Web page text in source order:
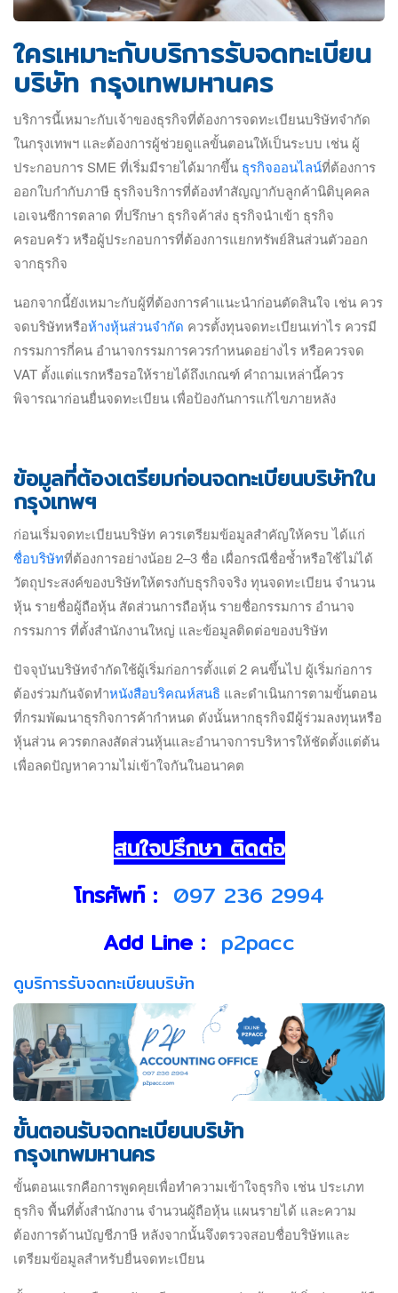
ใครเหมาะกับบริการรับจดทะเบียน
บริษัท กรุงเทพมหานคร
บริการนี้เหมาะกับเจ้าของธุรกิจที่ต้องการจดทะเบียนบริษัทจำกัด
ในกรุงเทพฯ และต้องการผู้ช่วยดูแลขั้นตอนให้เป็นระบบ เช่น ผู้
ประกอบการ SME ที่เริ่มมีรายได้มากขึ้น ธุรกิจออนไลน์ที่ต้องการ
ออกใบกำกับภาษี ธุรกิจบริการที่ต้องทำสัญญากับลูกค้านิติบุคคล
เอเจนซีการตลาด ที่ปรึกษา ธุรกิจค้าส่ง ธุรกิจนำเข้า ธุรกิจ
ครอบครัว หรือผู้ประกอบการที่ต้องการแยกทรัพย์สินส่วนตัวออก
จากธุรกิจ
นอกจากนี้ยังเหมาะกับผู้ที่ต้องการคำแนะนำก่อนตัดสินใจ เช่น ควร
จดบริษัทหรือห้างหุ้นส่วนจำกัด ควรตั้งทุนจดทะเบียนเท่าไร ควรมี
กรรมการกี่คน อำนาจกรรมการควรกำหนดอย่างไร หรือควรจด
VAT ตั้งแต่แรกหรือรอให้รายได้ถึงเกณฑ์ คำถามเหล่านี้ควร
พิจารณาก่อนยื่นจดทะเบียน เพื่อป้องกันการแก้ไขภายหลัง
ข้อมูลที่ต้องเตรียมก่อนจดทะเบียนบริษัทใน
กรุงเทพฯ
ก่อนเริ่มจดทะเบียนบริษัท ควรเตรียมข้อมูลสำคัญให้ครบ ได้แก่
ชื่อบริษัทที่ต้องการอย่างน้อย 2–3 ชื่อ เผื่อกรณีชื่อซ้ำหรือใช้ไม่ได้
วัตถุประสงค์ของบริษัทให้ตรงกับธุรกิจจริง ทุนจดทะเบียน จำนวน
หุ้น รายชื่อผู้ถือหุ้น สัดส่วนการถือหุ้น รายชื่อกรรมการ อำนาจ
กรรมการ ที่ตั้งสำนักงานใหญ่ และข้อมูลติดต่อของบริษัท
ปัจจุบันบริษัทจำกัดใช้ผู้เริ่มก่อการตั้งแต่ 2 คนขึ้นไป ผู้เริ่มก่อการ
ต้องร่วมกันจัดทำหนังสือบริคณห์สนธิ และดำเนินการตามขั้นตอน
ที่กรมพัฒนาธุรกิจการค้ากำหนด ดังนั้นหากธุรกิจมีผู้ร่วมลงทุนหรือ
หุ้นส่วน ควรตกลงสัดส่วนหุ้นและอำนาจการบริหารให้ชัดตั้งแต่ต้น
เพื่อลดปัญหาความไม่เข้าใจกันในอนาคต
สนใจปรึกษา ติดต่อ
โทรศัพท์ : 097 236 2994
Add Line : p2pacc
ดูบริการรับจดทะเบียนบริษัท
ขั้นตอนรับจดทะเบียนบริษัท
กรุงเทพมหานคร
ขั้นตอนแรกคือการพูดคุยเพื่อทำความเข้าใจธุรกิจ เช่น ประเภท
ธุรกิจ พื้นที่ตั้งสำนักงาน จำนวนผู้ถือหุ้น แผนรายได้ และความ
ต้องการด้านบัญชีภาษี หลังจากนั้นจึงตรวจสอบชื่อบริษัทและ
เตรียมข้อมูลสำหรับยื่นจดทะเบียน